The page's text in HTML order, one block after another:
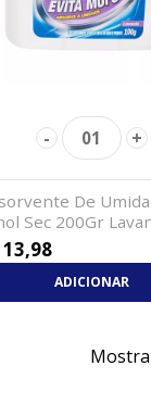
- 01 +
De
Sec 200Gr
13,98
ADICIONAR